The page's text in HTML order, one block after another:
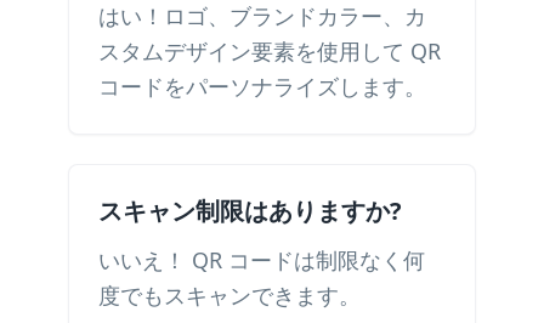
はい！ロゴ、ブランドカラー、カ
スタムデザイン要素を使用して QR
コードをパーソナライズします。
スキャン制限はありますか?
いいえ！ QR コードは制限なく何
度でもスキャンできます。